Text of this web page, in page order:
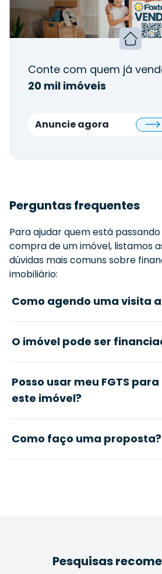
Conte com quem já
20 mil imóveis
Anuncie agora
Perguntas frequentes
Para ajudar quem está
compra de um imóvel, listamos
dúvidas mais comuns sobre
imobiliário:
Como agendo uma visita
O imóvel pode ser
Posso usar meu FGTS
este imóvel?
Como faço uma proposta?
Pesquisas